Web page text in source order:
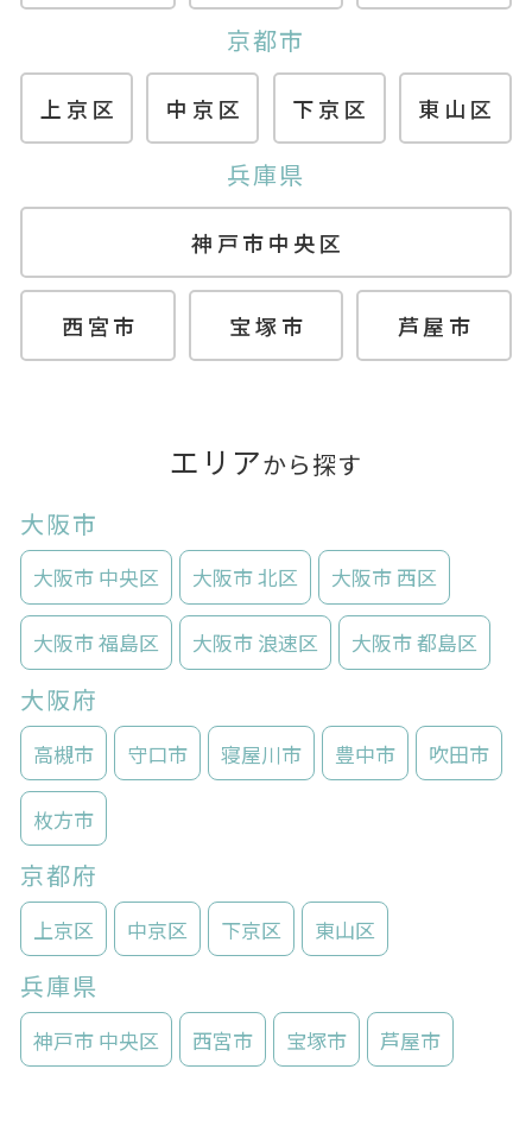
京都市
上京区 中京区 下京区 東山区
兵庫県
神戸市中央区
西宮市 宝塚市 芦屋市
エリアから探す
大阪市
大阪市 中央区 大阪市 北区 大阪市 西区
大阪市 福島区 大阪市 浪速区 大阪市 都島区
大阪府
高槻市 守口市 寝屋川市 豊中市 吹田市
枚方市
京都府
上京区 中京区 下京区 東山区
兵庫県
神戸市 中央区 西宮市 宝塚市 芦屋市